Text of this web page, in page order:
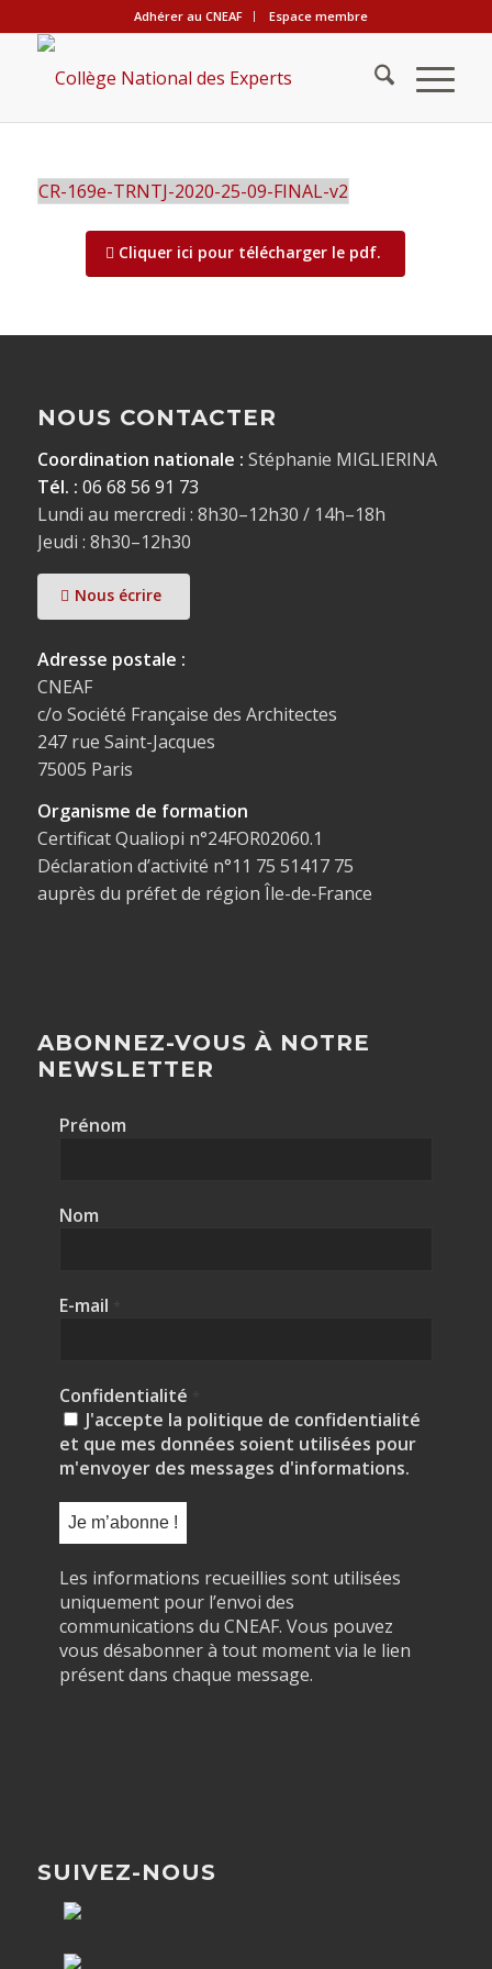
Adhérer au CNEAF Espace membre
CR-169e-TRNTJ-2020-25-09-FINAL-v2
Cliquer ici pour télécharger le pdf.
NOUS CONTACTER
Coordination nationale : Stéphanie MIGLIERINA
Tél. : 06 68 56 91 73
Lundi au mercredi : 8h30–12h30 / 14h–18h
Jeudi : 8h30–12h30
Nous écrire
Adresse postale :
CNEAF
c/o Société Française des Architectes
247 rue Saint-Jacques
75005 Paris
Organisme de formation
Certificat Qualiopi n°24FOR02060.1
Déclaration d’activité n°11 75 51417 75
auprès du préfet de région Île-de-France
ABONNEZ-VOUS À NOTRE
NEWSLETTER
Prénom
Nom
E-mail
Confidentialité
J'accepte la politique de confidentialité
et que mes données soient utilisées pour
m'envoyer des messages d'informations.
Les informations recueillies sont utilisées
uniquement pour l’envoi des
communications du CNEAF. Vous pouvez
vous désabonner à tout moment via le lien
présent dans chaque message.
SUIVEZ-NOUS